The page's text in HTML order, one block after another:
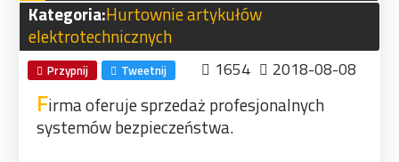
Kategoria:Hurtownie artykułów
elektrotechnicznych
Przypnij Tweetnij 1654 2018-08-08
Firma oferuje sprzedaż profesjonalnych
systemów bezpieczeństwa.